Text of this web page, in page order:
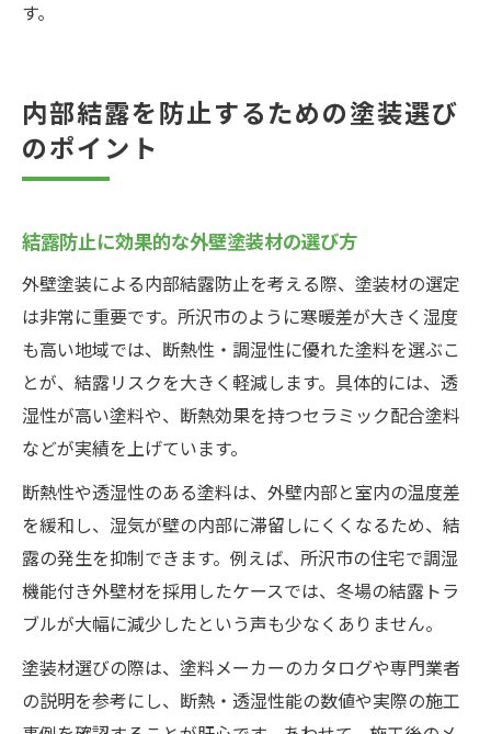
す。
内部結露を防止するための塗装選び
のポイント
結露防止に効果的な外壁塗装材の選び方
外壁塗装による内部結露防止を考える際、塗装材の選定
は非常に重要です。所沢市のように寒暖差が大きく湿度
も高い地域では、断熱性・調湿性に優れた塗料を選ぶこ
とが、結露リスクを大きく軽減します。具体的には、透
湿性が高い塗料や、断熱効果を持つセラミック配合塗料
などが実績を上げています。
断熱性や透湿性のある塗料は、外壁内部と室内の温度差
を緩和し、湿気が壁の内部に滞留しにくくなるため、結
露の発生を抑制できます。例えば、所沢市の住宅で調湿
機能付き外壁材を採用したケースでは、冬場の結露トラ
ブルが大幅に減少したという声も少なくありません。
塗装材選びの際は、塗料メーカーのカタログや専門業者
の説明を参考にし、断熱・透湿性能の数値や実際の施工